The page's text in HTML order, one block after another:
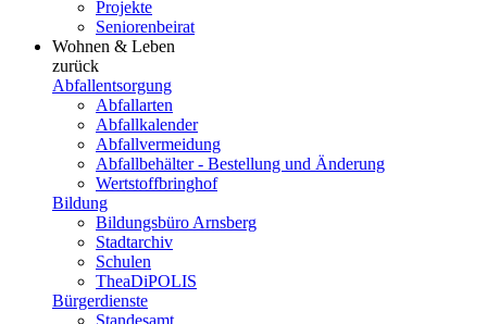
Projekte
Seniorenbeirat
Wohnen & Leben
zurück
Abfallentsorgung
Abfallarten
Abfallkalender
Abfallvermeidung
Abfallbehälter - Bestellung und Änderung
Wertstoffbringhof
Bildung
Bildungsbüro Arnsberg
Stadtarchiv
Schulen
TheaDiPOLIS
Bürgerdienste
Standesamt